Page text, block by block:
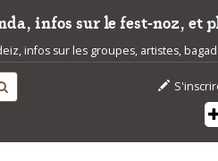
infos sur le fest-noz, et
infos sur les groupes, artistes,